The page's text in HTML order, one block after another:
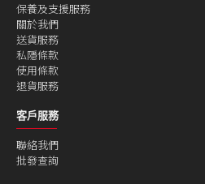
保養及支援服務
關於我們
送貨服務
私隱條款
使用條款
退貨服務
客戶服務
聯絡我們
批發查詢